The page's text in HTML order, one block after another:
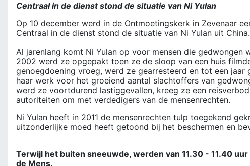
Centraal in de dienst stond de situatie van Ni Yulan
Op 10 december werd in de Ontmoetingskerk in Zevenaar
Centraal in de dienst stond de situatie van Ni Yulan uit China.
Al jarenlang komt Ni Yulan op voor mensen die
2002 werd ze opgepakt toen ze de sloop van een huis
genoegdoening vroeg, werd ze gearresteerd en tot een
haar werk voor het groeiend aantal slachtoffers van
werd ze voortdurend lastiggevallen, kreeg ze een
autoriteiten om met verdedigers van de mensenrechten.
Ni Yulan heeft in 2011 de mensenrechten tulp toegekend
uitzonderlijke moed heeft getoond bij het beschermen en
Terwijl het buiten sneeuwde, werden van 11.30 - 11.40
de Mens.